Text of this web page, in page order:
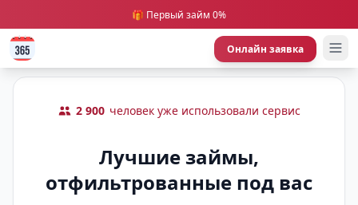
🎁 Первый займ 0%
Онлайн заявка
2 900 человек уже использовали сервис
Лучшие займы,
отфильтрованные под вас